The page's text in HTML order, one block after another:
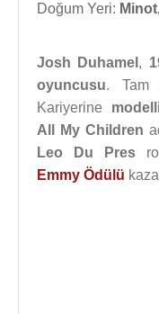
Doğum Yeri:
Josh Duhamel ,
oyuncusu. Tam
Kariyerine
All My Children
Leo Du Pres
Emmy Ödülü